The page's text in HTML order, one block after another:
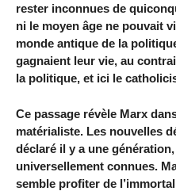
rester inconnues de
ni le moyen âge ne pouvait
monde antique de la
gagnaient leur vie, au
la politique, et ici le
Ce passage révèle Marx
matérialiste. Les nouvelles
déclaré il y a une
universellement connues.
semble profiter de